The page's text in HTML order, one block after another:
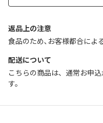
返品上の注意
食品のため､お客様都合によ
配送について
こちらの商品は、通常お申
す。